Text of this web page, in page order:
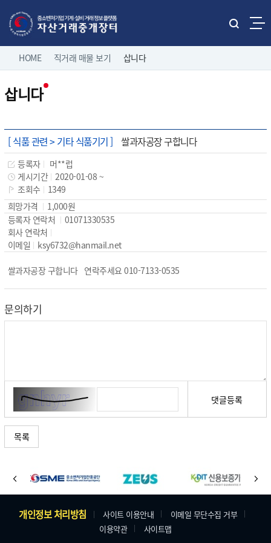
통
비
게
션
HOME 직거래 매물 보기 삽니다
삽니다
[ 식품 관련 > 기타 식품기기 ] 쌀과자공장 구합니다
등록자
머**럽
게시기간 2020-01-08 ~
조회수
1349
희망가격
1,000원
등록자 연락처
01071330535
회사 연락처
이메일
ksy6732@hanmail.net
쌀과자공장 구합니다 연락주세요 010-7133-0535
문의하기
댓글등록
목록
로 이
전
다
음
개인정보 처리방침 사이트 이용안내
이메일 무단수집 거부
이용약관
사이트맵
홈으로 로그인
직거래 매물보기
중소기업 유휴설비 매물
제조/유통업체 매물
유관기관 매물보기
나의 거래정보
고객마당
이용 안내